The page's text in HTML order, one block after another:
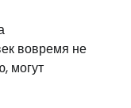
вовремя не
могут